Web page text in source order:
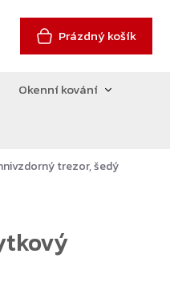
Prázdný košík
Okenní kování
trezor, šedý